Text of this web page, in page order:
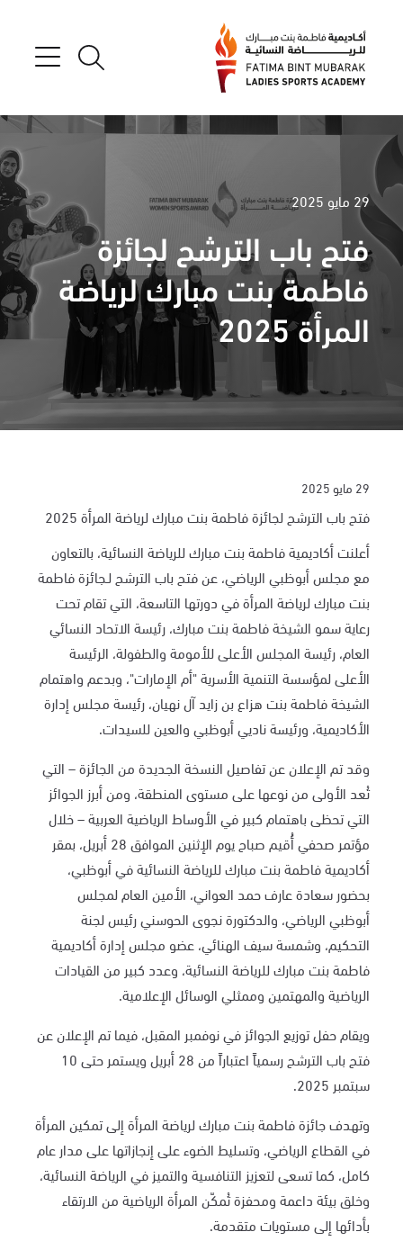
29 مايو 2025
فتح باب الترشح لجائزة
فاطمة بنت مبارك لرياضة
المرأة 2025
29 مايو 2025
فتح باب الترشح لجائزة فاطمة بنت مبارك لرياضة المرأة 2025
أعلنت أكاديمية فاطمة بنت مبارك للرياضة النسائية، بالتعاون
مع مجلسأبوظبي الرياضي، عن فتح باب الترشح لـجائزة فاطمة
بنت مبارك لرياضة المرأة في دورتها التاسعة، التي تقام تحت
رعاية سمو الشيخة فاطمة بنت مبارك، رئيسة الاتحاد النسائي
العام، رئيسة المجلس الأعلى للأمومة والطفولة، الرئيسة
الأعلى لمؤسسة التنمية الأسرية "أم الإمارات"، وبدعم واهتمام
الشيخة فاطمة بنت هزاع بن زايد آل نهيان، رئيسة مجلس إدارة
الأكاديمية، ورئيسة ناديي أبوظبي والعين للسيدات.
وقد تم الإعلان عن تفاصيل النسخة الجديدة من الجائزة – التي
تُعد الأولى من نوعها على مستوى المنطقة، ومن أبرز الجوائز
التي تحظى باهتمام كبير في الأوساط الرياضية العربية – خلال
مؤتمر صحفي أُقيم صباح يوم الإثنين الموافق 28 أبريل، بمقر
أكاديمية فاطمة بنت مبارك للرياضة النسائية في أبوظبي،
بحضور سعادة عارف حمد العواني، الأمين العام لمجلس
أبوظبي الرياضي، والدكتورة نجوى الحوسني رئيس لجنة
التحكيم، وشمسة سيف الهنائي، عضو مجلس إدارة أكاديمية
فاطمة بنت مبارك للرياضة النسائية، وعدد كبير من القيادات
الرياضية والمهتمين وممثلي الوسائل الإعلامية.
ويقام حفل توزيع الجوائز في نوفمبر المقبل، فيما تم الإعلان عن
فتح باب الترشح رسمياً اعتباراً من 28 أبريل ويستمر حتى 10
سبتمبر 2025.
وتهدف جائزة فاطمة بنت مبارك لرياضة المرأة إلى تمكين المرأة
في القطاع الرياضي، وتسليط الضوء على إنجازاتها على مدار عام
كامل، كما تسعى لتعزيز التنافسية والتميز في الرياضة النسائية،
وخلق بيئة داعمة ومحفزة تُمكّن المرأة الرياضية من الارتقاء
بأدائها إلى مستويات متقدمة.